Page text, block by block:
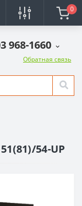
0
968-1660
Обратная связь
54-UP